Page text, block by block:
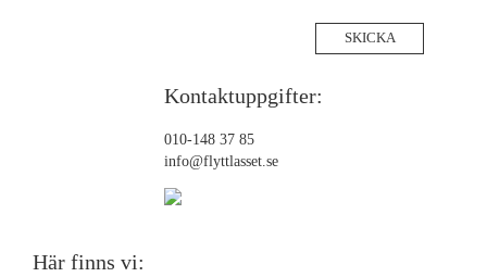
Kontaktuppgifter:
010-148 37 85
info@flyttlasset.se
Här finns vi: